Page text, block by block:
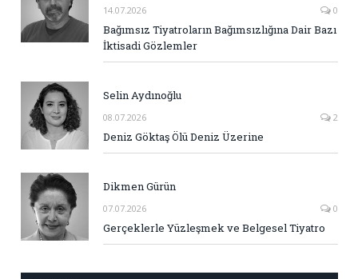
14.07.2026 0
Bağımsız Tiyatroların Bağımsızlığına Dair Bazı
İktisadi Gözlemler
Selin Aydınoğlu
08.07.2026 2
Deniz Göktaş Ölü Deniz Üzerine
Dikmen Gürün
07.07.2026 0
Gerçeklerle Yüzleşmek ve Belgesel Tiyatro